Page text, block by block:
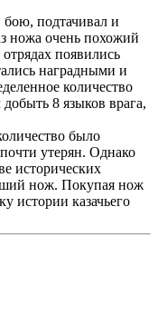
подтачивал и
ножа очень похожий
появились
наградными и
количество
8 языков врага,
было
утерян. Однако
исторических
нож. Покупая нож
истории казачьего